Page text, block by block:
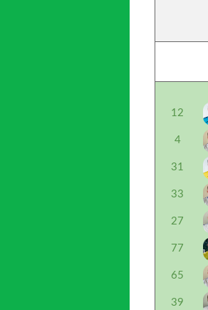
12
4
31
33
27
77
65
39